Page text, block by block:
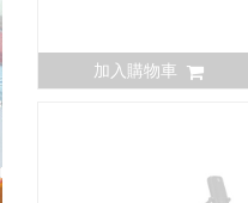
加入購物車